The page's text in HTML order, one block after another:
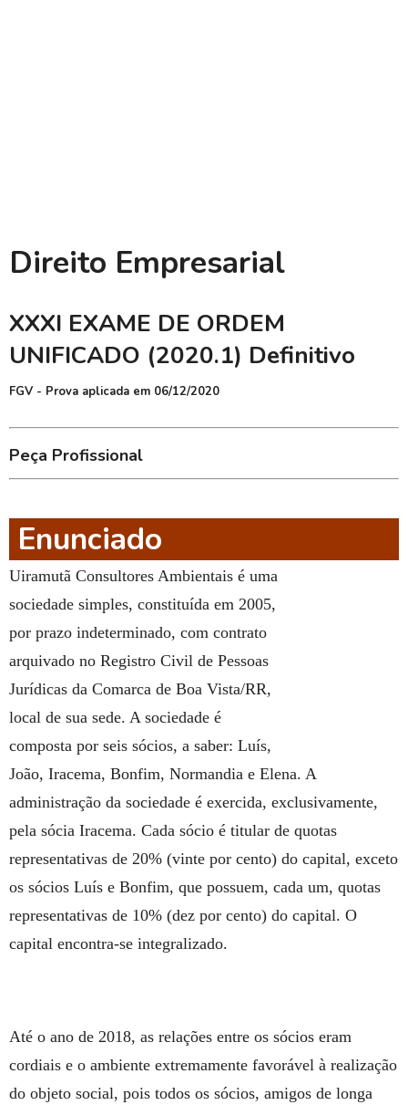
Direito Empresarial
XXXI EXAME DE ORDEM
UNIFICADO (2020.1) Definitivo
FGV - Prova aplicada em 06/12/2020
Peça Profissional
Enunciado
Uiramutã Consultores Ambientais é uma
sociedade simples, constituída em 2005,
por prazo indeterminado, com contrato
arquivado no Registro Civil de Pessoas
Jurídicas da Comarca de Boa Vista/RR,
local de sua sede. A sociedade é
composta por seis sócios, a saber: Luís,
João, Iracema, Bonfim, Normandia e Elena. A
administração da sociedade é exercida, exclusivamente,
pela sócia Iracema. Cada sócio é titular de quotas
representativas de 20% (vinte por cento) do capital, exceto
os sócios Luís e Bonfim, que possuem, cada um, quotas
representativas de 10% (dez por cento) do capital. O
capital encontra-se integralizado.
Até o ano de 2018, as relações entre os sócios eram
cordiais e o ambiente extremamente favorável à realização
do objeto social, pois todos os sócios, amigos de longa